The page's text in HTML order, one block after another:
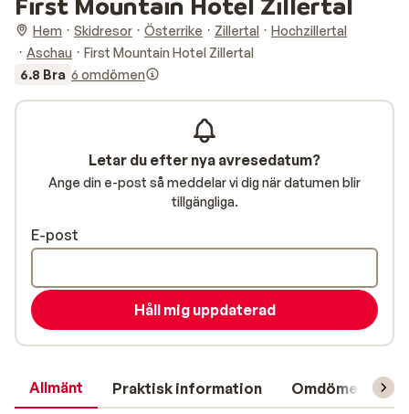
Hem Skidresor Österrike Zillertal
Hochzillertal
Aschau
First Mountain Hotel Zillertal
6.8 Bra 6 omdömen
Allmänt Praktisk information Omdömen
Letar du efter nya avresedatum?
Ange din e-post så meddelar vi dig när datumen blir
tillgängliga.
E-post
Håll mig uppdaterad